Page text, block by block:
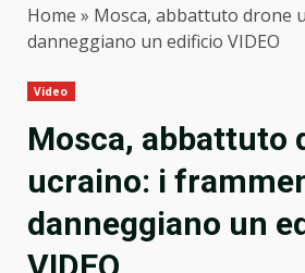
Home » Mosca, abbattuto drone
danneggiano un edificio VIDEO
Video
Mosca, abbattuto
ucraino: i
danneggiano un